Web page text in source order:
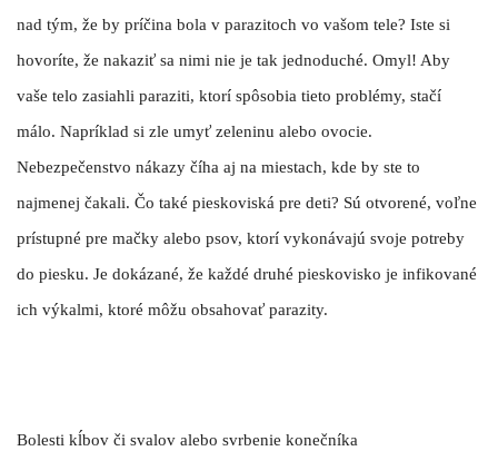
nad tým, že by príčina bola v parazitoch vo vašom tele? Iste si
hovoríte, že nakaziť sa nimi nie je tak jednoduché. Omyl! Aby
vaše telo zasiahli paraziti, ktorí spôsobia tieto problémy, stačí
málo. Napríklad si zle umyť zeleninu alebo ovocie.
Nebezpečenstvo nákazy číha aj na miestach, kde by ste to
najmenej čakali. Čo také pieskoviská pre deti? Sú otvorené, voľne
prístupné pre mačky alebo psov, ktorí vykonávajú svoje potreby
do piesku. Je dokázané, že každé druhé pieskovisko je infikované
ich výkalmi, ktoré môžu obsahovať parazity.
Bolesti kĺbov či svalov alebo svrbenie konečníka